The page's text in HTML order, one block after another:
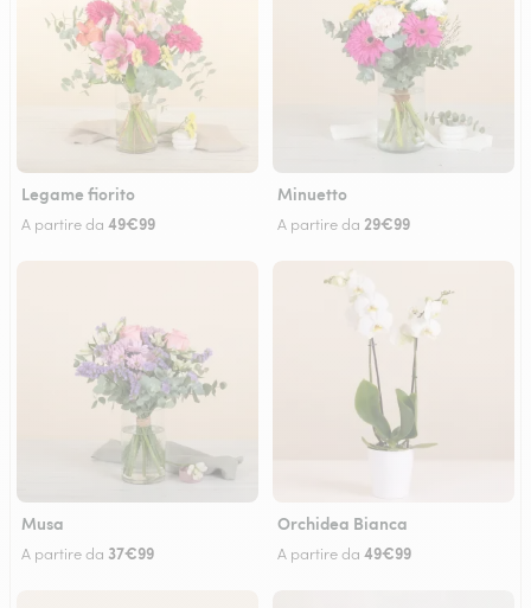
Legame fiorito
A partire da 49€99
Minuetto
A partire da 29€99
Musa
A partire da 37€99
Orchidea Bianca
A partire da 49€99